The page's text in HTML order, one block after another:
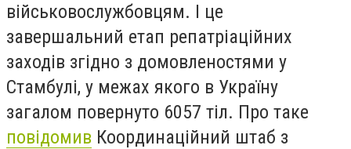
військовослужбовцям. І це
завершальний етап репатріаційних
заходів згідно з домовленостями у
Стамбулі, у межах якого в Україну
загалом повернуто 6057 тіл. Про таке
повідомив Координаційний штаб з